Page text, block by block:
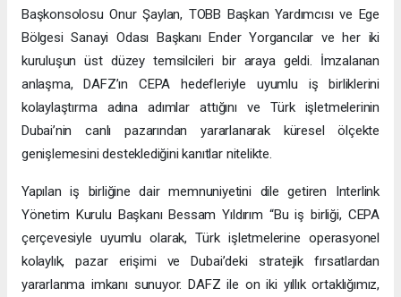
Başkonsolosu Onur Şaylan, TOBB Başkan Yardımcısı ve Ege
Bölgesi Sanayi Odası Başkanı Ender Yorgancılar ve her iki
kuruluşun üst düzey temsilcileri bir araya geldi. İmzalanan
anlaşma, DAFZ’ın CEPA hedefleriyle uyumlu iş birliklerini
kolaylaştırma adına adımlar attığını ve Türk işletmelerinin
Dubai’nin canlı pazarından yararlanarak küresel ölçekte
genişlemesini desteklediğini kanıtlar nitelikte.
Yapılan iş birliğine dair memnuniyetini dile getiren Interlink
Yönetim Kurulu Başkanı Bessam Yıldırım “Bu iş birliği, CEPA
çerçevesiyle uyumlu olarak, Türk işletmelerine operasyonel
kolaylık, pazar erişimi ve Dubai’deki stratejik fırsatlardan
yararlanma imkanı sunuyor. DAFZ ile on iki yıllık ortaklığımız,